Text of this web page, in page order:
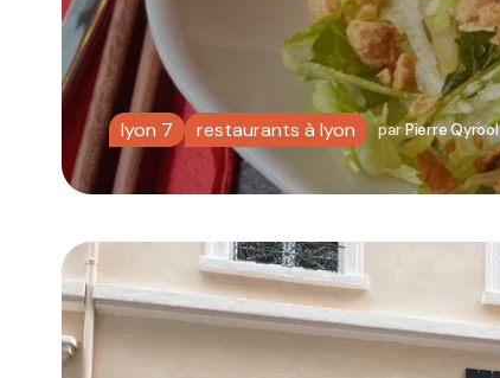
lyon 7 restaurants à lyon parPierre Qyrool